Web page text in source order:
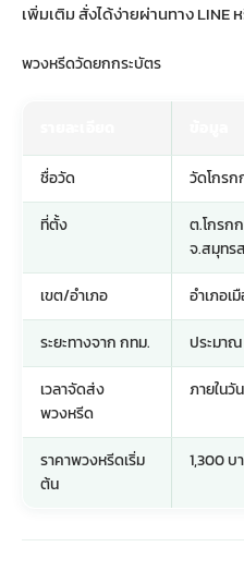
เพิ่มเติม สั่งได้ง่ายผ่านทาง LINE
พวงหรีดวัดยกกระบัตร
ชื่อวัด วัดโกรก
ที่ตั้ง
ต.โกรก
จ.สมุทร
เขต/อำเภอ อำเภอเ
ระยะทางจาก กทม. ประมาณ
เวลาจัดส่ง
พวงหรีด
ภายในวั
ราคาพวงหรีดเริ่ม
ต้น
1,300 บ